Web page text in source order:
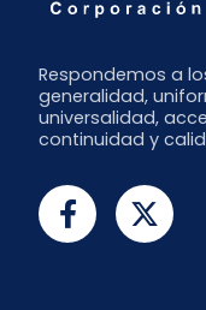
Respondemos a
generalidad,
universalidad,
continuidad y